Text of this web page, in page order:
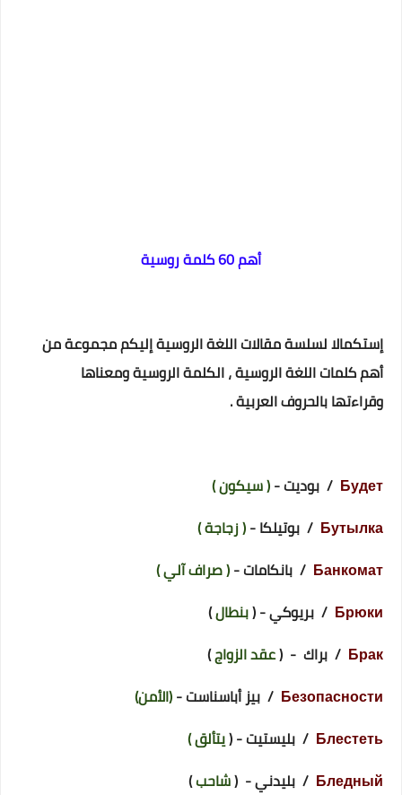
أهم 60 كلمة روسية
إستكمالا لسلسة مقالات اللغة الروسية إليكم مجموعة من
أهم كلمات اللغة الروسية ، الكلمة الروسية ومعناها
وقراءتها بالحروف العربية .
Будет / بوديت -( سيكون )
Бутылка / بوتيلكا -( زجاجة )
Банкомат / بانكامات -( صراف آلي )
Брюки / بريوكي - (بنطال)
Брак / براك - (عقد الزواج)
Безопасности / بيز أباسناست -(الأمن)
Блестеть / بليستيت - (يتألق )
Бледный / بليدني - (شاحب)